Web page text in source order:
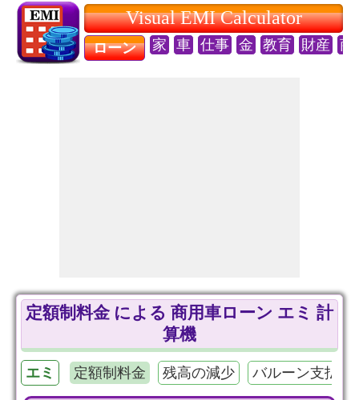
Visual EMI Calculator
ローン 家 車 仕事 金 教育 財産 商
定額制料金 による 商用車ローン エミ 計
算機
エミ 定額制料金 残高の減少 バルーン支払い